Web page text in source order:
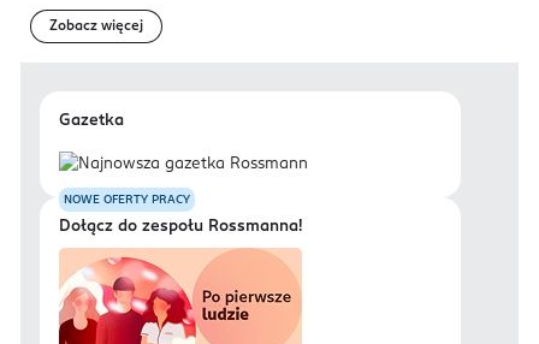
Zobacz więcej
Gazetka
NOWE OFERTY PRACY
Dołącz do zespołu Rossmanna!